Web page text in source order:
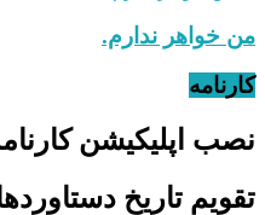
من خواهر ندارم.
کارنامه
نصب اپلیکیشن
تقویم تاریخ